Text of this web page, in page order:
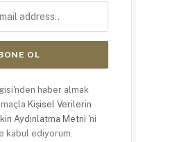
haber almak
Kişisel Verilerin
Aydınlatma Metni 'ni
kabul ediyorum.